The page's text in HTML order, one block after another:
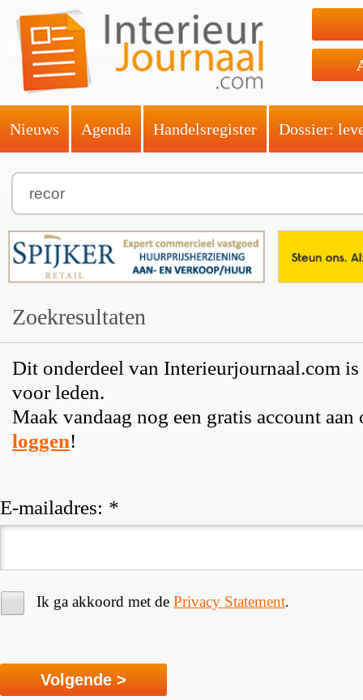
Nieuws Agenda Handelsregister Dossier:
Zoekresultaten
Dit onderdeel van Interieurjournaal.com
voor leden.
Maak vandaag nog een gratis account
loggen!
E-mailadres: *
Ik ga akkoord met de Privacy Statement.